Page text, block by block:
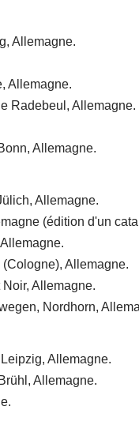
Allemagne.
Allemagne.
Radebeul, Allemagne.
Allemagne.
Allemagne.
(édition d'un
Allemagne.
Allemagne.
Nordhorn,
Allemagne.
Allemagne.